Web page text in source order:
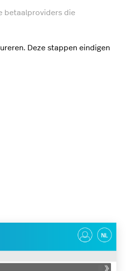
betaalproviders die
Deze stappen eindigen